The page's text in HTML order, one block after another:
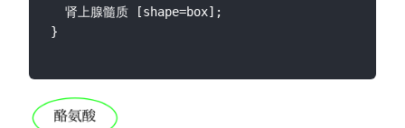
  肾上腺髓质 [shape=box];